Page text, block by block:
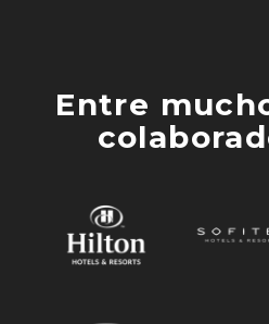
Entre